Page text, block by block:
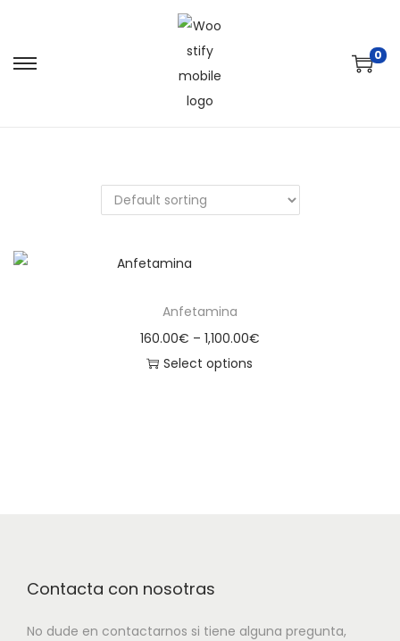
0
Anfetamina
160.00€ – 1,100.00€
Select options
Contacta con nosotras
No dude en contactarnos si tiene alguna pregunta,